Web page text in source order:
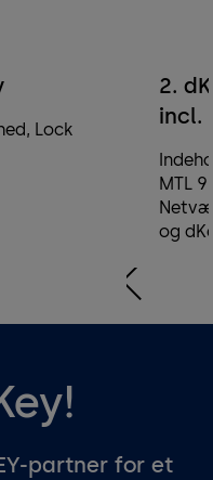
Lock
2.
incl.
MTL
og
partner for et